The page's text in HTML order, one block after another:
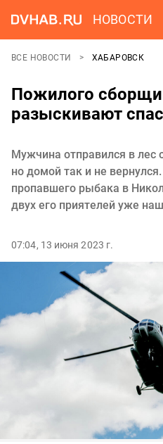
НОВОСТИ
ВСЕ НОВОСТИ ХАБАРОВСК
Пожилого
разыскивают
Мужчина отправился в лес
но домой так и не
пропавшего рыбака в
двух его приятелей уже
07:04, 13 июня 2023 г.